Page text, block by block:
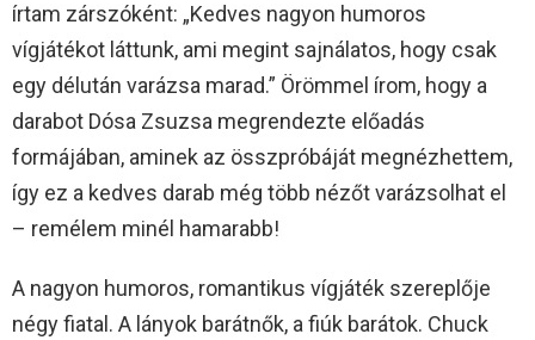
írtam zárszóként: „Kedves nagyon humoros
vígjátékot láttunk, ami megint sajnálatos, hogy csak
egy délután varázsa marad.” Örömmel írom, hogy a
darabot Dósa Zsuzsa megrendezte előadás
formájában, aminek az összpróbáját megnézhettem,
így ez a kedves darab még több nézőt varázsolhat el
– remélem minél hamarabb!
A nagyon humoros, romantikus vígjáték szereplője
négy fiatal. A lányok barátnők, a fiúk barátok. Chuck